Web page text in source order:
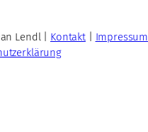
Lendl | Kontakt| Impressum